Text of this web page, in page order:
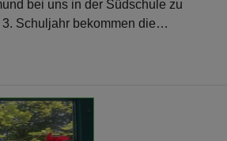
bei uns in der Südschule zu
3. Schuljahr bekommen die…